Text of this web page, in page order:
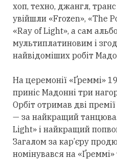
хоп, техно, джангл,
увійшли «Frozen», «The
«Ray of Light», а сам
мультиплатиновим і
найвідоміших робіт
На церемонії «Ґреммі»
приніс Мадонні три
Орбіт отримав дві
— за найкращий
Light» і найкращий
Загалом за кар’єру
номінувався на